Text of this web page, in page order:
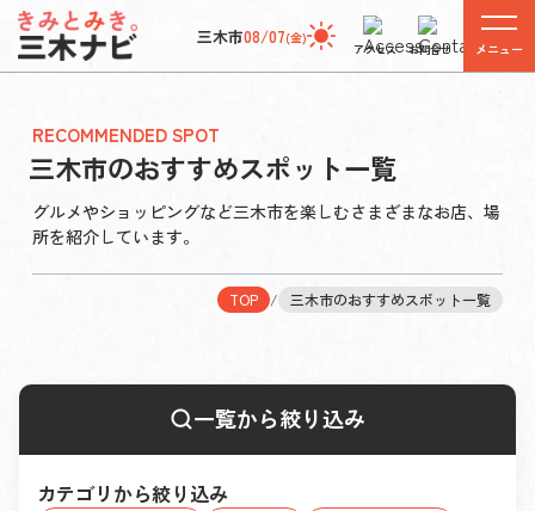
三木市08/07(金)
アクセス お問合せ メニュー
RECOMMENDED SPOT
三木市のおすすめスポット一覧
グルメやショッピングなど三木市を楽しむさまざまなお店、場
所を紹介しています。
TOP / 三木市のおすすめスポット一覧
一覧から絞り込み
カテゴリから絞り込み